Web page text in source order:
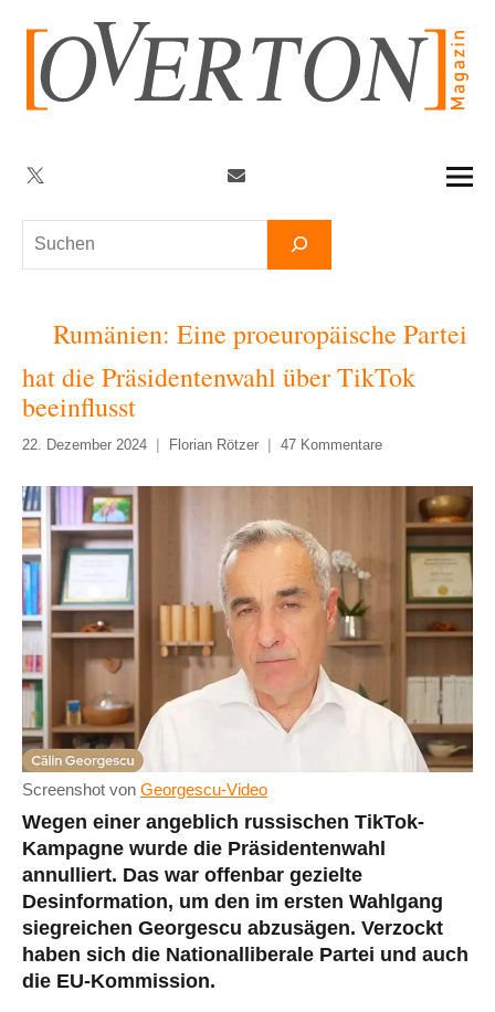
springen
Suchen
Twitter
Rumänien: Eine proeuropäische Partei
hat die Präsidentenwahl über TikTok
beeinflusst
22. Dezember 2024 Florian Rötzer 47 Kommentare
Screenshot von Georgescu-Video
Wegen einer angeblich russischen TikTok-
Kampagne wurde die Präsidentenwahl
annulliert. Das war offenbar gezielte
Desinformation, um den im ersten Wahlgang
siegreichen Georgescu abzusägen. Verzockt
haben sich die Nationalliberale Partei und auch
die EU-Kommission.